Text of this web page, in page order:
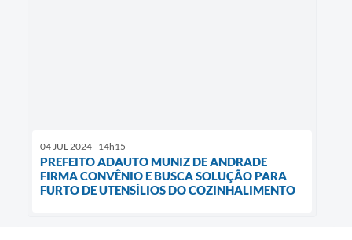
04 JUL 2024 - 14h15
PREFEITO ADAUTO MUNIZ DE ANDRADE
FIRMA CONVÊNIO E BUSCA SOLUÇÃO PARA
FURTO DE UTENSÍLIOS DO COZINHALIMENTO